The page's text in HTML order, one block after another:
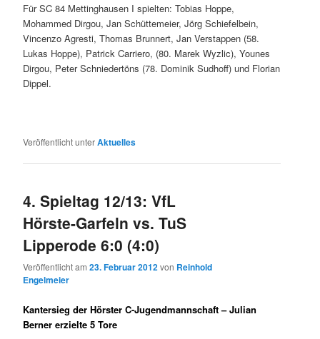
Für SC 84 Mettinghausen I spielten: Tobias Hoppe,
Mohammed Dirgou, Jan Schüttemeier, Jörg Schiefelbein,
Vincenzo Agresti, Thomas Brunnert, Jan Verstappen (58.
Lukas Hoppe), Patrick Carriero, (80. Marek Wyzlic), Younes
Dirgou, Peter Schniedertöns (78. Dominik Sudhoff) und Florian
Dippel.
Veröffentlicht unterAktuelles
4. Spieltag 12/13: VfL
Hörste-Garfeln vs. TuS
Lipperode 6:0 (4:0)
Veröffentlicht am23. Februar 2012von Reinhold
Engelmeier
Kantersieg der Hörster C-Jugendmannschaft – Julian
Berner erzielte 5 Tore